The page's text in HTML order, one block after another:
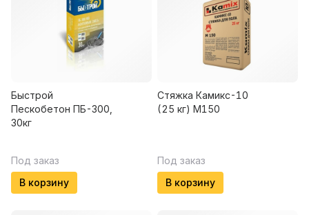
Быстрой
Пескобетон ПБ-300,
30кг
Под заказ
В корзину
Стяжка Камикс-10
(25 кг) М150
Под заказ
В корзину